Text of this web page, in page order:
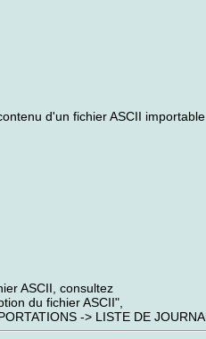
d'un fichier ASCII importable
ASCII, consultez
du fichier ASCII",
-> LISTE DE